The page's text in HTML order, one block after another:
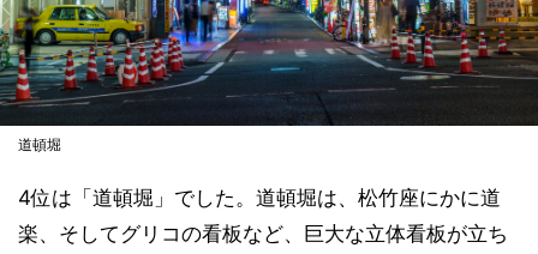
道頓堀
4位は「道頓堀」でした。道頓堀は、松竹座にかに道
楽、そしてグリコの看板など、巨大な立体看板が立ち